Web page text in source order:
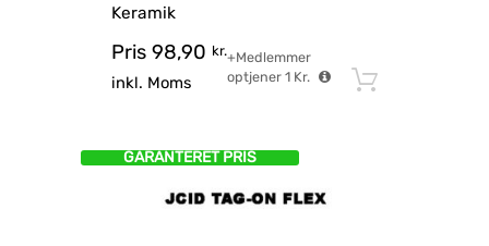
Keramik
Pris 98,90 kr.
inkl. Moms
+Medlemmer
optjener1 Kr.
GARANTERET PRIS